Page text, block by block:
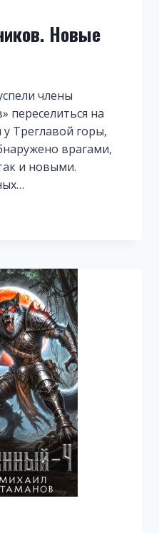
Новые
члены
переселиться на
Треглавой горы,
врагами,
и новыми.